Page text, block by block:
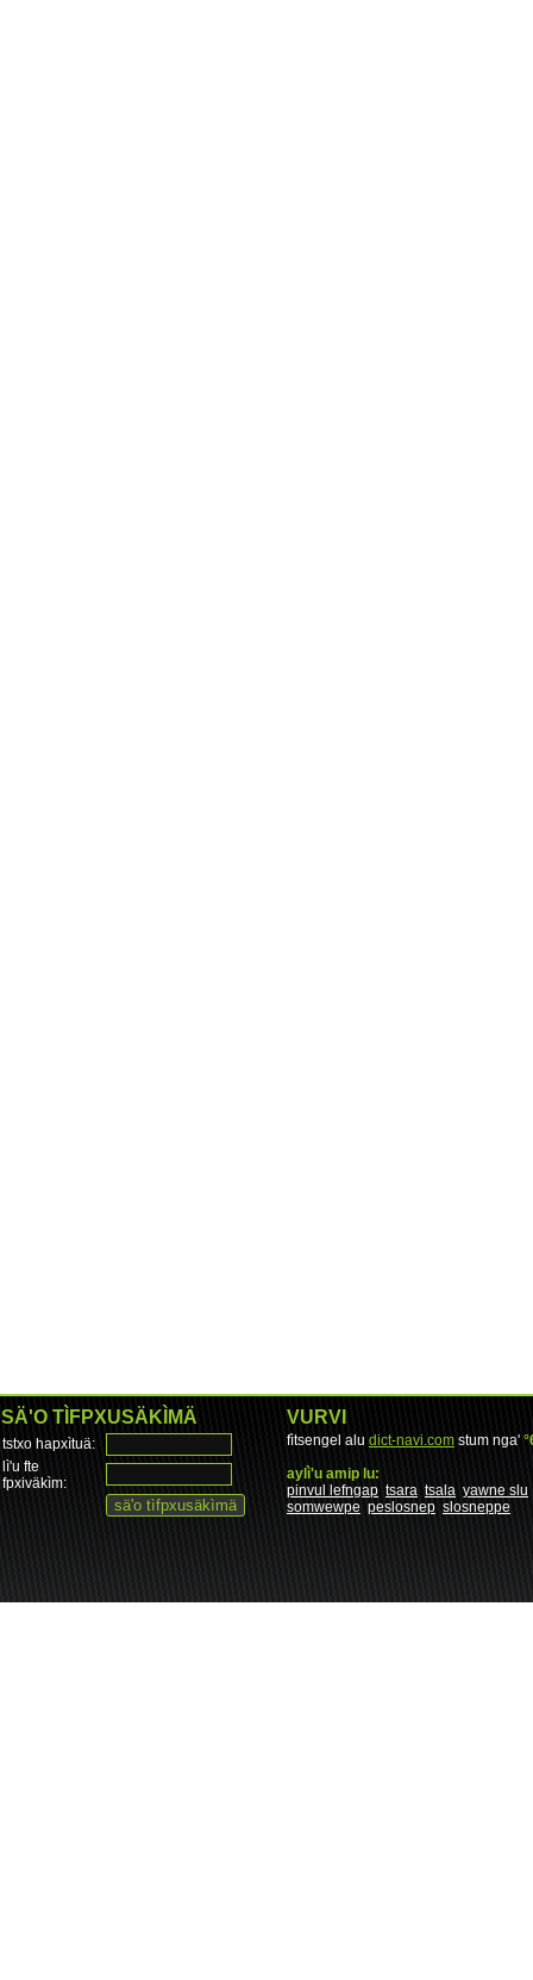
SÄ'O TÌFPXUSÄKÌMÄ
tstxo hapxìtuä:
lì'u fte
fpxiväkìm:
VURVI
fìtsengel alu dict-navi.com stum nga'
aylì'u amip lu:
pinvul lefngap tsara tsala yawne slu
somwewpe peslosnep slosneppe